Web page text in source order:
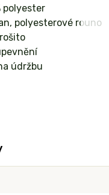
polyester
polyesterové rouno
údržbu